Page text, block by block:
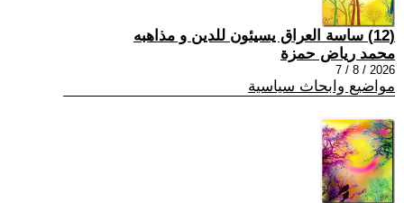
(12) ساسة العراق يسيئون للدين و مذاهبه
محمد رياض حمزة
2026 / 8 / 7
مواضيع وابحاث سياسية